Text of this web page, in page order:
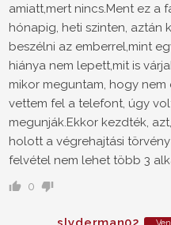
amiatt,mert nincs.Ment ez a
hónapig, heti szinten, aztán
beszélni az emberrel,mint
hiánya nem lepett,mit is
mikor meguntam, hogy
vettem fel a telefont, úgy
megunják.Ekkor kezdték,
holott a végrehajtási
felvétel nem lehet több 3
0